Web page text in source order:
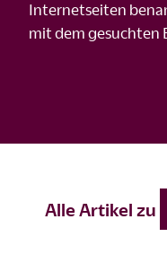
Internetseiten
mit dem gesuchten
Alle Artikel zu